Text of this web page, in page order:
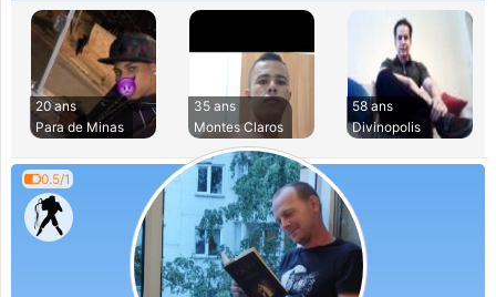
20 ans
Para de Minas
35 ans
Montes Claros
58 ans
Divinopolis
0.5/1